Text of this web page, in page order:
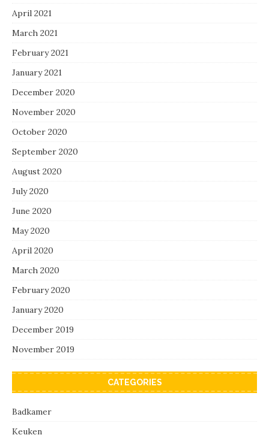
April 2021
March 2021
February 2021
January 2021
December 2020
November 2020
October 2020
September 2020
August 2020
July 2020
June 2020
May 2020
April 2020
March 2020
February 2020
January 2020
December 2019
November 2019
CATEGORIES
Badkamer
Keuken